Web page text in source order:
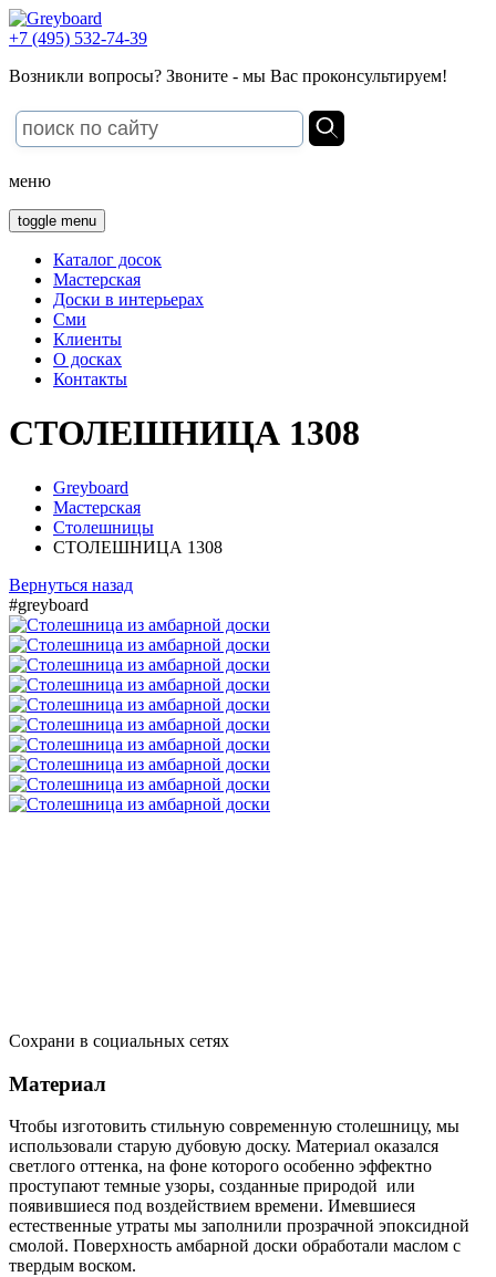
+7 (495) 532-74-39
Возникли вопросы? Звоните - мы Вас проконсультируем!
меню
toggle menu
Каталог досок
Мастерская
Доски в интерьерах
Сми
Клиенты
О досках
Контакты
СТОЛЕШНИЦА 1308
Greyboard
Мастерская
Столешницы
СТОЛЕШНИЦА 1308
Вернуться назад
#greyboard
Сохрани в социальных сетях
Материал
Чтобы изготовить стильную современную столешницу, мы
использовали старую дубовую доску. Материал оказался
светлого оттенка, на фоне которого особенно эффектно
проступают темные узоры, созданные природой или
появившиеся под воздействием времени. Имевшиеся
естественные утраты мы заполнили прозрачной эпоксидной
смолой. Поверхность амбарной доски обработали маслом с
твердым воском.